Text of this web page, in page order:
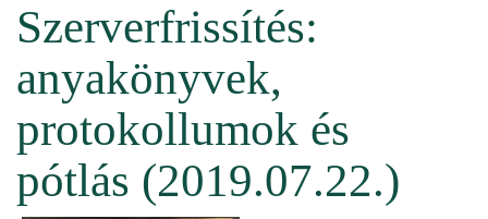
Szerverfrissítés:
anyakönyvek,
protokollumok és
pótlás (2019.07.22.)